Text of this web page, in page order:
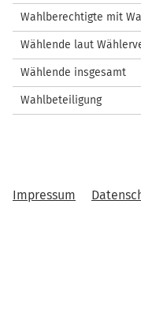
Wahlberechtigte mit
Wählende laut
Wählende insgesamt
Wahlbeteiligung
Impressum